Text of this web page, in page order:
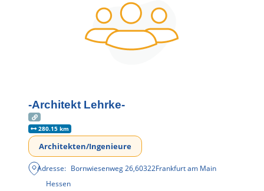
-Architekt Lehrke-
280.15 km
Architekten/Ingenieure
Adresse: Bornwiesenweg 26,60322Frankfurt am Main
Hessen